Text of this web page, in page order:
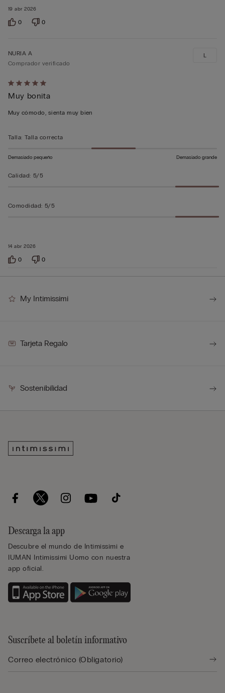
19 abr 2026
0 0
Calificación
de
5
5
14 abr 2026
NURIA A
Comprador verificado
Muy bonita
Muy cómodo, sienta muy bien
L
Talla: Talla correcta
Demasiado pequeño Demasiado grande
Calidad: 5/5
Comodidad: 5/5
0 0
My Intimissimi
Tarjeta Regalo
Sostenibilidad
Descarga la app
Descubre el mundo de Intimissimi e
IUMAN Intimissimi Uomo con nuestra
app oficial.
Suscríbete al boletín informativo